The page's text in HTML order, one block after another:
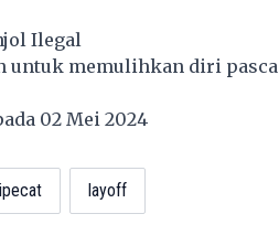
Ilegal
untuk memulihkan diri pasca
02 Mei 2024
layoff